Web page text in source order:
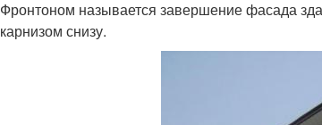
Фронтоном называется завершение фасада
карнизом снизу.